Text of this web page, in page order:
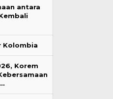
antara
Kolombia
Korem